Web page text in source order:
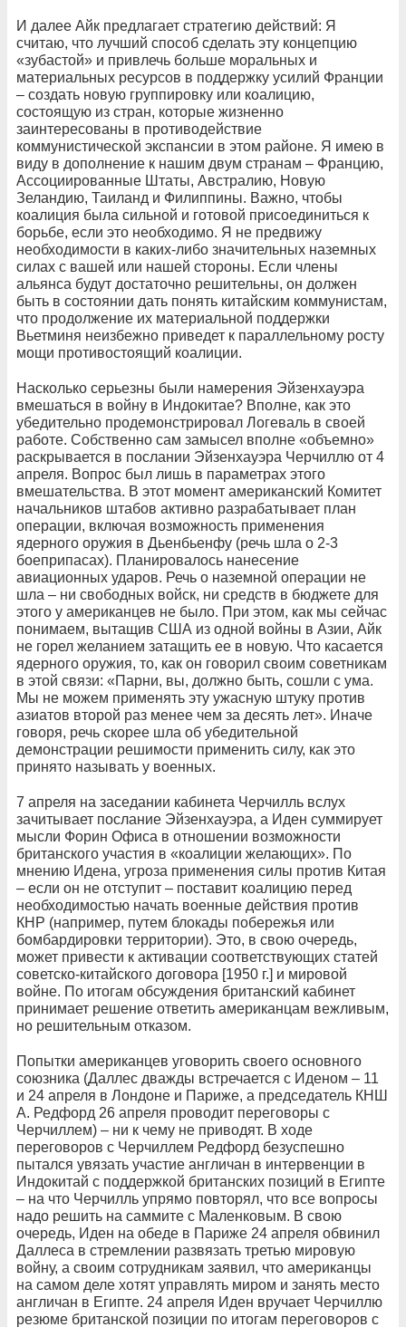
И далее Айк предлагает стратегию действий: Я
считаю, что лучший способ сделать эту концепцию
«зубастой» и привлечь больше моральных и
материальных ресурсов в поддержку усилий Франции
– создать новую группировку или коалицию,
состоящую из стран, которые жизненно
заинтересованы в противодействие
коммунистической экспансии в этом районе. Я имею в
виду в дополнение к нашим двум странам – Францию,
Ассоциированные Штаты, Австралию, Новую
Зеландию, Таиланд и Филиппины. Важно, чтобы
коалиция была сильной и готовой присоединиться к
борьбе, если это необходимо. Я не предвижу
необходимости в каких-либо значительных наземных
силах с вашей или нашей стороны. Если члены
альянса будут достаточно решительны, он должен
быть в состоянии дать понять китайским коммунистам,
что продолжение их материальной поддержки
Вьетминя неизбежно приведет к параллельному росту
мощи противостоящий коалиции.
Насколько серьезны были намерения Эйзенхауэра
вмешаться в войну в Индокитае? Вполне, как это
убедительно продемонстрировал Логеваль в своей
работе. Собственно сам замысел вполне «объемно»
раскрывается в послании Эйзенхауэра Черчиллю от 4
апреля. Вопрос был лишь в параметрах этого
вмешательства. В этот момент американский Комитет
начальников штабов активно разрабатывает план
операции, включая возможность применения
ядерного оружия в Дьенбьенфу (речь шла о 2-3
боеприпасах). Планировалось нанесение
авиационных ударов. Речь о наземной операции не
шла – ни свободных войск, ни средств в бюджете для
этого у американцев не было. При этом, как мы сейчас
понимаем, вытащив США из одной войны в Азии, Айк
не горел желанием затащить ее в новую. Что касается
ядерного оружия, то, как он говорил своим советникам
в этой связи: «Парни, вы, должно быть, сошли с ума.
Мы не можем применять эту ужасную штуку против
азиатов второй раз менее чем за десять лет». Иначе
говоря, речь скорее шла об убедительной
демонстрации решимости применить силу, как это
принято называть у военных.
7 апреля на заседании кабинета Черчилль вслух
зачитывает послание Эйзенхауэра, а Иден суммирует
мысли Форин Офиса в отношении возможности
британского участия в «коалиции желающих». По
мнению Идена, угроза применения силы против Китая
– если он не отступит – поставит коалицию перед
необходимостью начать военные действия против
КНР (например, путем блокады побережья или
бомбардировки территории). Это, в свою очередь,
может привести к активации соответствующих статей
советско-китайского договора [1950 г.] и мировой
войне. По итогам обсуждения британский кабинет
принимает решение ответить американцам вежливым,
но решительным отказом.
Попытки американцев уговорить своего основного
союзника (Даллес дважды встречается с Иденом – 11
и 24 апреля в Лондоне и Париже, а председатель КНШ
А. Редфорд 26 апреля проводит переговоры с
Черчиллем) – ни к чему не приводят. В ходе
переговоров с Черчиллем Редфорд безуспешно
пытался увязать участие англичан в интервенции в
Индокитай с поддержкой британских позиций в Египте
– на что Черчилль упрямо повторял, что все вопросы
надо решить на саммите с Маленковым. В свою
очередь, Иден на обеде в Париже 24 апреля обвинил
Даллеса в стремлении развязать третью мировую
войну, а своим сотрудникам заявил, что американцы
на самом деле хотят управлять миром и занять место
англичан в Египте. 24 апреля Иден вручает Черчиллю
резюме британской позиции по итогам переговоров с